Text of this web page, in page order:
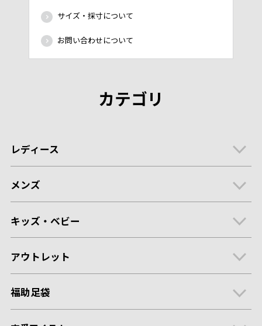
サイズ・採寸について
お問い合わせについて
カテゴリ
レディース
メンズ
キッズ・ベビー
アウトレット
福助足袋